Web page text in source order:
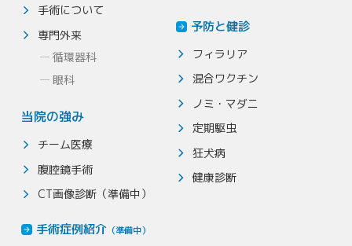
手術について
専門外来
循環器科
眼科
当院の強み
チーム医療
腹腔鏡手術
CT画像診断（準備中）
手術症例紹介 （準備中）
予防と健診
フィラリア
混合ワクチン
ノミ・マダニ
定期駆虫
狂犬病
健康診断